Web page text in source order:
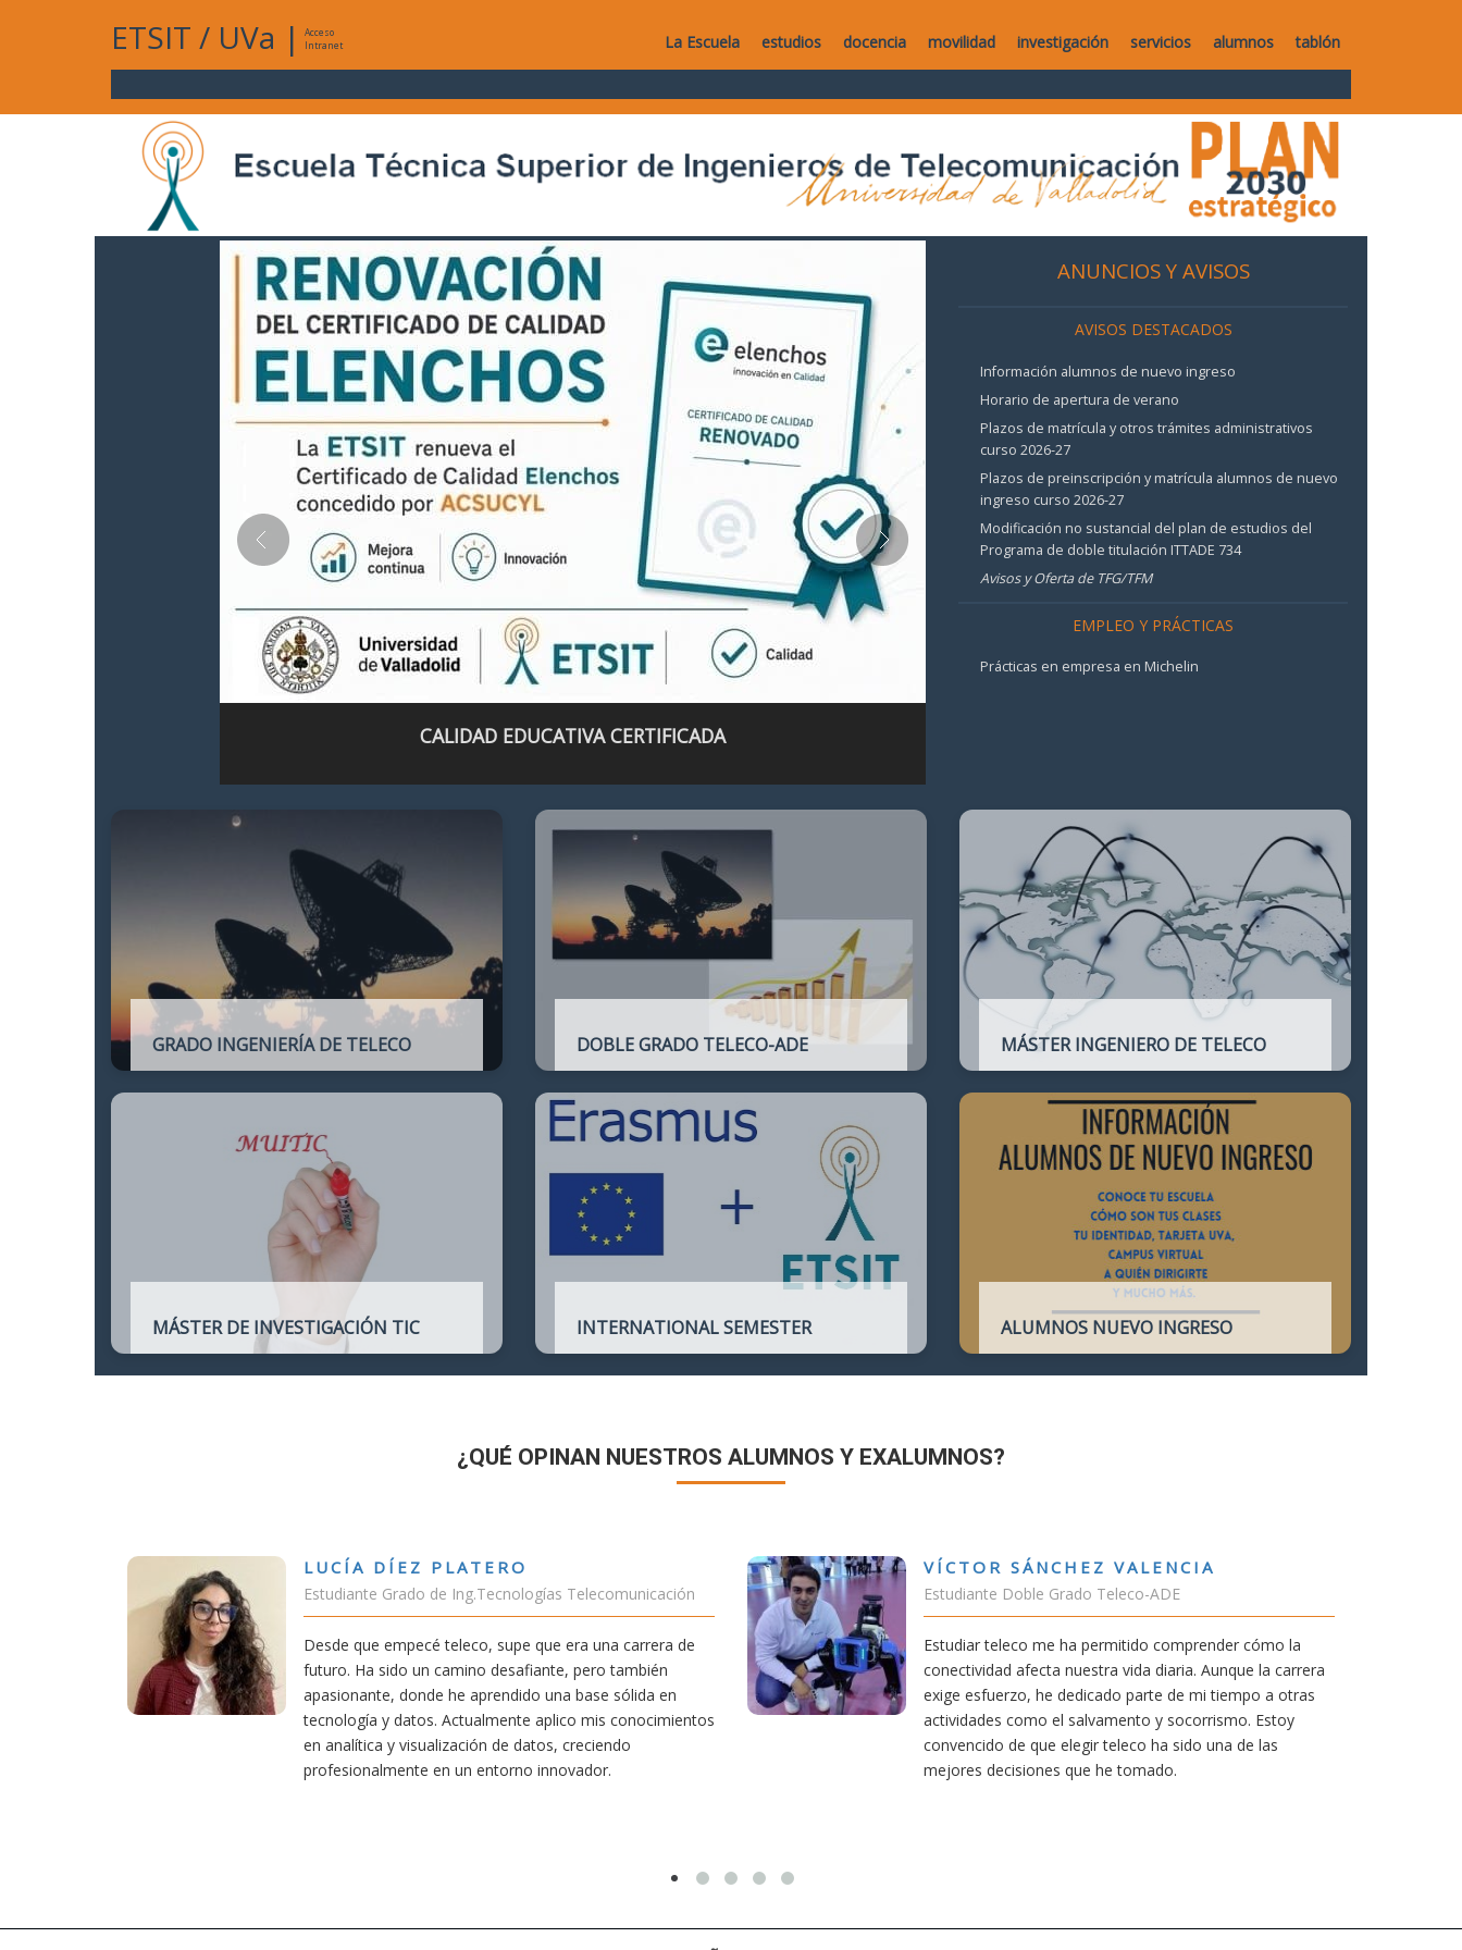
ETSIT / UVa |
Acceso
Intranet
La Escuela estudios docencia movilidad investigación servicios alumnos tablón
CALIDAD EDUCATIVA CERTIFICADA
ANUNCIOS Y AVISOS
AVISOS DESTACADOS
Información alumnos de nuevo ingreso
Horario de apertura de verano
Plazos de matrícula y otros trámites administrativos
curso 2026-27
Plazos de preinscripción y matrícula alumnos de nuevo
ingreso curso 2026-27
Modificación no sustancial del plan de estudios del
Programa de doble titulación ITTADE 734
Avisos y Oferta de TFG/TFM
EMPLEO Y PRÁCTICAS
Prácticas en empresa en Michelin
GRADO INGENIERÍA DE TELECO DOBLE GRADO TELECO-ADE
Ingeniería de Telecomunicación con la de
Administración y Dirección de Empresas
MÁSTER INGENIERO DE TELECO
profesionales del Ingeniero de
Telecomunicación y que habilita para el
ejercicio de la profesión.
MÁSTER DE INVESTIGACIÓN TIC INTERNATIONAL SEMESTER ALUMNOS NUEVO INGRESO
¿QUÉ OPINAN NUESTROS ALUMNOS Y EXALUMNOS?
LUCÍA DÍEZ PLATERO
Estudiante Grado de Ing.Tecnologías Telecomunicación
Desde que empecé teleco, supe que era una carrera de
futuro. Ha sido un camino desafiante, pero también
apasionante, donde he aprendido una base sólida en
tecnología y datos. Actualmente aplico mis conocimientos
en analítica y visualización de datos, creciendo
profesionalmente en un entorno innovador.
VÍCTOR SÁNCHEZ VALENCIA
Estudiante Doble Grado Teleco-ADE
Estudiar teleco me ha permitido comprender cómo la
conectividad afecta nuestra vida diaria. Aunque la carrera
exige esfuerzo, he dedicado parte de mi tiempo a otras
actividades como el salvamento y socorrismo. Estoy
convencido de que elegir teleco ha sido una de las
mejores decisiones que he tomado.
En cualquier carrera
mía siempre ha sido
carrera de teleco me
Aunque al principio